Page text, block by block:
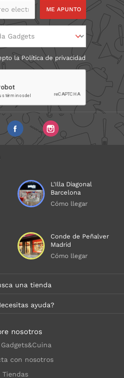
laPolítica de privacidad
L'Illa Diagonal
Barcelona
Cómo llegar
Conde de Peñalver
Madrid
Cómo llegar
una tienda
ayuda?
nosotros
con nosotros
Tiendas